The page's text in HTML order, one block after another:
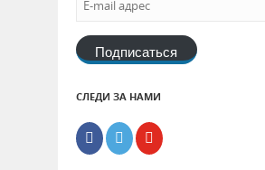
Подписаться
СЛЕДИ ЗА НАМИ